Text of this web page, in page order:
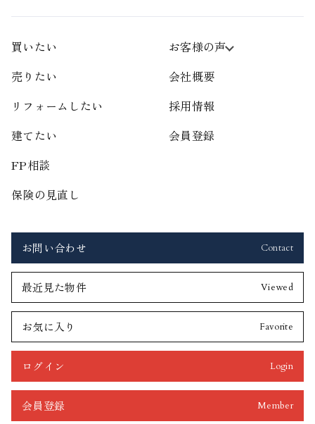
買いたい
売りたい
リフォームしたい
建てたい
FP相談
保険の見直し
お客様の声
会社概要
採用情報
会員登録
お問い合わせ Contact
最近見た物件 Viewed
お気に入り Favorite
ログイン Login
会員登録 Member